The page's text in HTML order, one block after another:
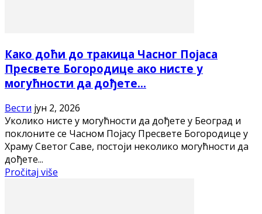
Како доћи до тракица Часног Појаса
Пресвете Богородице ако нисте у
могућности да дођете...
Вести јун 2, 2026
Уколико нисте у могућности да дођете у Београд и
поклоните се Часном Појасу Пресвете Богородице у
Храму Светог Саве, постоји неколико могућности да
дођете...
Pročitaj više